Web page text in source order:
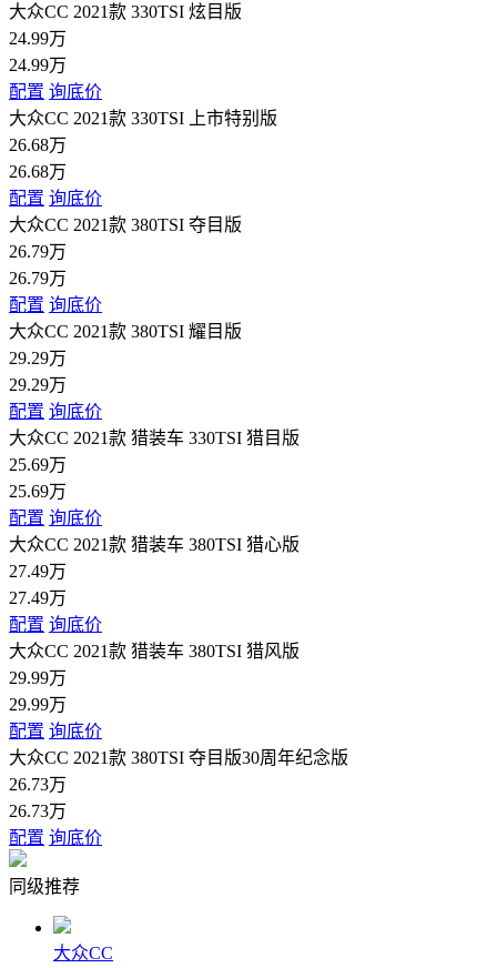
大众CC 2021款 330TSI 炫目版
24.99万
24.99万
配置 询底价
大众CC 2021款 330TSI 上市特别版
26.68万
26.68万
配置 询底价
大众CC 2021款 380TSI 夺目版
26.79万
26.79万
配置 询底价
大众CC 2021款 380TSI 耀目版
29.29万
29.29万
配置 询底价
大众CC 2021款 猎装车 330TSI 猎目版
25.69万
25.69万
配置 询底价
大众CC 2021款 猎装车 380TSI 猎心版
27.49万
27.49万
配置 询底价
大众CC 2021款 猎装车 380TSI 猎风版
29.99万
29.99万
配置 询底价
大众CC 2021款 380TSI 夺目版30周年纪念版
26.73万
26.73万
配置 询底价
同级推荐
大众CC